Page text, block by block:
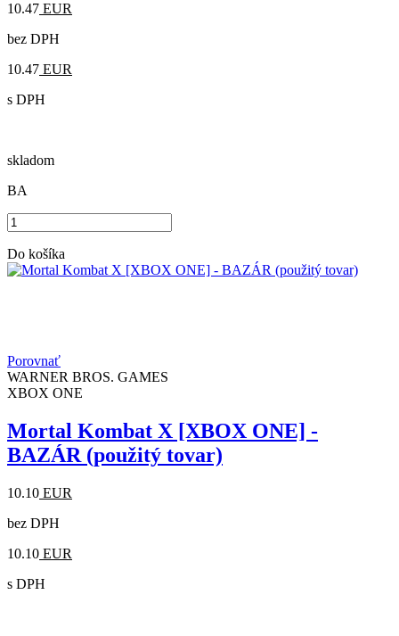
10.47 EUR
bez DPH
10.47 EUR
s DPH
skladom
BA
Do košíka
Porovnať
WARNER BROS. GAMES
XBOX ONE
Mortal Kombat X [XBOX ONE] -
BAZÁR (použitý tovar)
10.10 EUR
bez DPH
10.10 EUR
s DPH